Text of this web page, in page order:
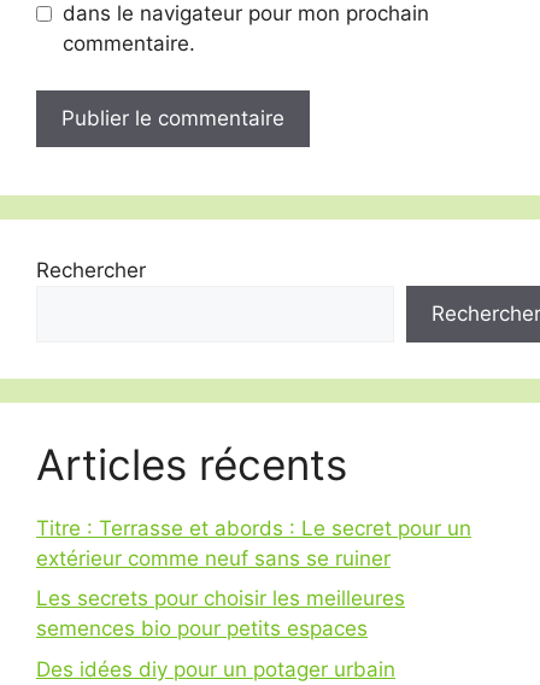
dans le navigateur pour mon prochain
commentaire.
Rechercher
Rechercher
Articles récents
Titre : Terrasse et abords : Le secret pour un
extérieur comme neuf sans se ruiner
Les secrets pour choisir les meilleures
semences bio pour petits espaces
Des idées diy pour un potager urbain